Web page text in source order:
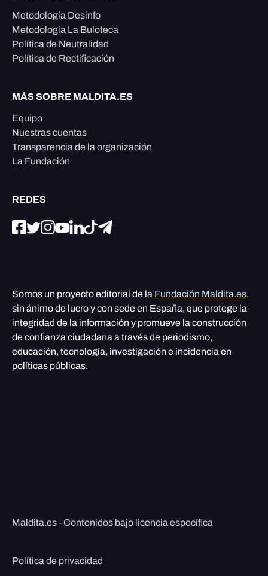
Metodología Desinfo
Metodología La Buloteca
Política de Neutralidad
Política de Rectificación
MÁS SOBRE MALDITA.ES
Equipo
Nuestras cuentas
Transparencia de la organización
La Fundación
REDES
Somos un proyecto editorial de la Fundación Maldita.es,
sin ánimo de lucro y con sede en España, que protege la
integridad de la información y promueve la construcción
de confianza ciudadana a través de periodismo,
educación, tecnología, investigación e incidencia en
políticas públicas.
Maldita.es - Contenidos bajo licencia específica
Política de privacidad